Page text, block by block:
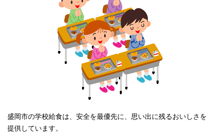
盛岡市の学校給食は、安全を最優先に、思い出に残るおいしさを
提供しています。